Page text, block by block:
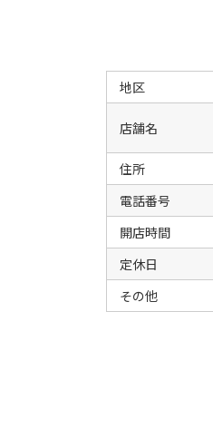
地区
店舗名
住所
電話番号
開店時間
定休日
その他